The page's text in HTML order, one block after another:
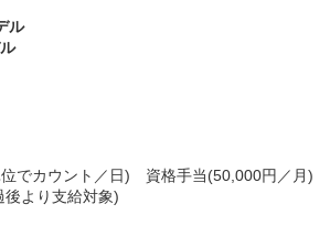
ル
でカウント／日) 資格手当(50,000円／月)
より支給対象)